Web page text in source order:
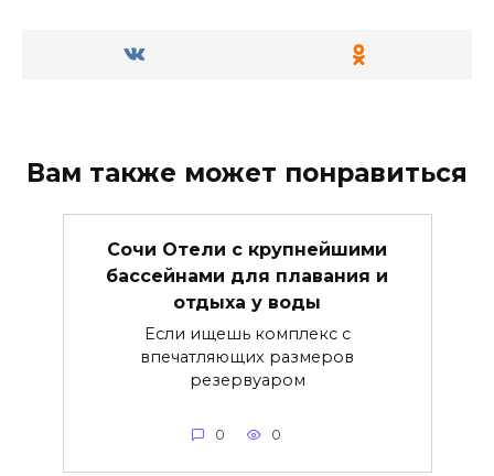
Вам также может понравиться
Сочи Отели с крупнейшими
бассейнами для плавания и
отдыха у воды
Если ищешь комплекс с
впечатляющих размеров
резервуаром
0 0